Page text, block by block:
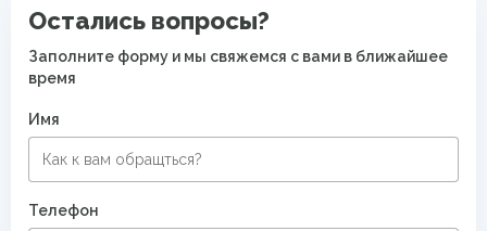
Остались вопросы?
Заполните форму и мы свяжемся с вами в ближайшее
время
Имя
Телефон